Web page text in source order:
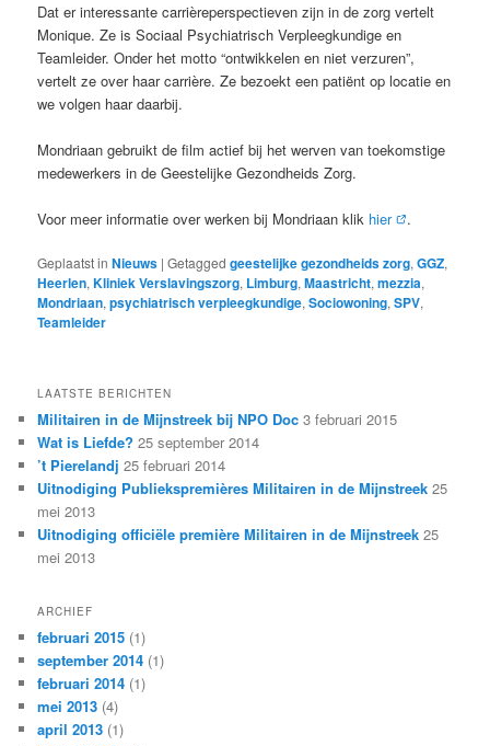
Dat er interessante carrièreperspectieven zijn in de zorg vertelt
Monique. Ze is Sociaal Psychiatrisch Verpleegkundige en
Teamleider. Onder het motto “ontwikkelen en niet verzuren”,
vertelt ze over haar carrière. Ze bezoekt een patiënt op locatie en
we volgen haar daarbij.
Mondriaan gebruikt de film actief bij het werven van toekomstige
medewerkers in de Geestelijke Gezondheids Zorg.
Voor meer informatie over werken bij Mondriaan klik hier .
Geplaatst in Nieuws |Getagged geestelijke gezondheids zorg,GGZ,
Heerlen,Kliniek Verslavingszorg, Limburg,Maastricht,mezzia,
Mondriaan,psychiatrisch verpleegkundige,Sociowoning,SPV,
Teamleider
LAATSTE BERICHTEN
Militairen in de Mijnstreek bij NPO Doc 3 februari 2015
Wat is Liefde? 25 september 2014
’t Pierelandj 25 februari 2014
Uitnodiging Publiekspremières Militairen in de Mijnstreek 25
mei 2013
Uitnodiging officiële première Militairen in de Mijnstreek 25
mei 2013
ARCHIEF
februari 2015 (1)
september 2014 (1)
februari 2014 (1)
mei 2013 (4)
april 2013 (1)